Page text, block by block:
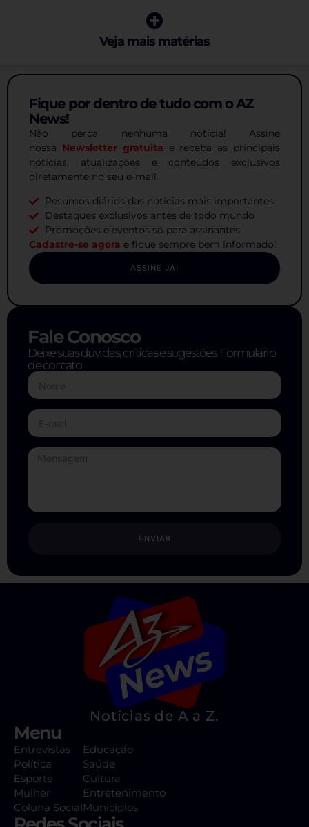
Veja mais matérias
Fique por dentro de tudo com o AZ
News!
Não perca nenhuma notícia! Assine
nossa Newsletter gratuita e receba as principais
notícias, atualizações e conteúdos exclusivos
diretamente no seu e-mail.
Resumos diários das notícias mais importantes
Destaques exclusivos antes de todo mundo
Promoções e eventos só para assinantes
Cadastre-se agora e fique sempre bem informado!
ASSINE JÁ!
Fale Conosco
Deixe suas dúvidas, críticas e sugestões. Formulário
de contato
ENVIAR
Notícias de A a Z.
Menu
Entrevistas
Política
Esporte
Mulher
Coluna Social
Educação
Saúde
Cultura
Entretenimento
Municípios